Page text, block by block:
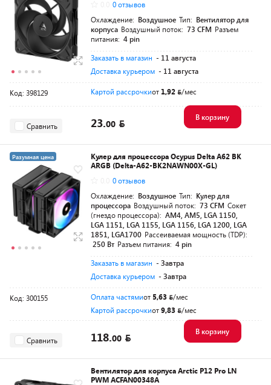
0 отзывов
Охлаждение: Воздушное Тип: Вентилятор для
корпуса Воздушный поток: 73 CFM Разъем
питания: 4 pin
Заказать в магазин - 11 августа
Доставка курьером - 11 августа
Код: 398129 Картой рассрочкиот 1,92 /мес
Сравнить 23.00
В корзину
Разумная цена
Кулер для процессора Ocypus Delta A62 BK
ARGB (Delta-A62-BK2NAWN00X-GL)
0 отзывов
Охлаждение: Воздушное Тип: Кулер для
процессора Воздушный поток: 73 CFM Сокет
(гнездо процессора): AM4, AM5, LGA 1150,
LGA 1151, LGA 1155, LGA 1156, LGA 1200, LGA
1851, LGA1700 Рассеиваемая мощность (TDP):
250 Вт Разъем питания: 4 pin
Заказать в магазин - Завтра
Доставка курьером - Завтра
Код: 300155 Оплата частямиот 5,63
/мес
Картой рассрочкиот9,83 /мес
Сравнить 118.00
В корзину
Вентилятор для корпуса Arctic P12 Pro LN
PWM ACFAN00348A